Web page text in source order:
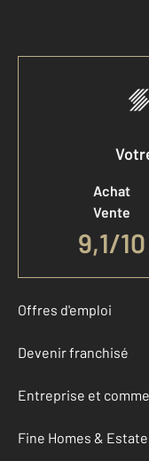
Achat
Vente
9,1/10
Offres d'emploi
Devenir franchisé
Entreprise et
Fine Homes &